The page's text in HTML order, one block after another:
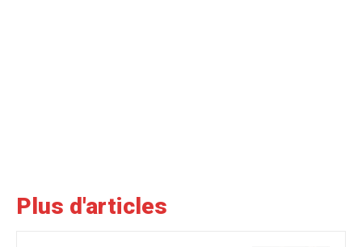
Plus d'articles